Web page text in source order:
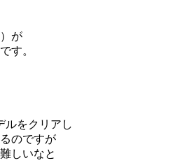
が
す。
ルをクリアし
のですが
しいなと